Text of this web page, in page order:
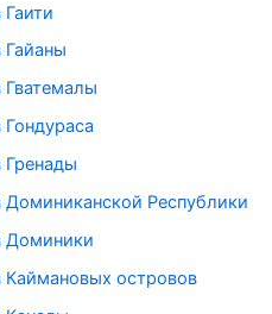
Гайаны
Гватемалы
Гренады
Доминиканской Республики
Доминики
Каймановых островов